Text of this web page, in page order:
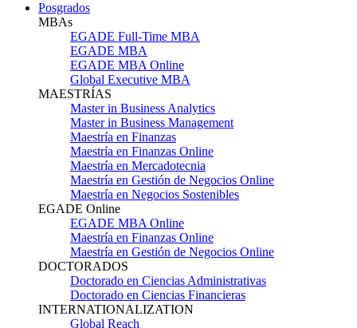
Posgrados
MBAs
EGADE Full-Time MBA
EGADE MBA
EGADE MBA Online
Global Executive MBA
MAESTRÍAS
Master in Business Analytics
Master in Business Management
Maestría en Finanzas
Maestría en Finanzas Online
Maestría en Mercadotecnia
Maestría en Gestión de Negocios Online
Maestría en Negocios Sostenibles
EGADE Online
EGADE MBA Online
Maestría en Finanzas Online
Maestría en Gestión de Negocios Online
DOCTORADOS
Doctorado en Ciencias Administrativas
Doctorado en Ciencias Financieras
INTERNATIONALIZATION
Global Reach